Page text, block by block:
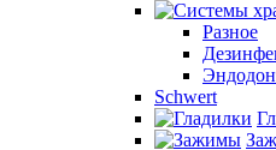
Разное
Schwert